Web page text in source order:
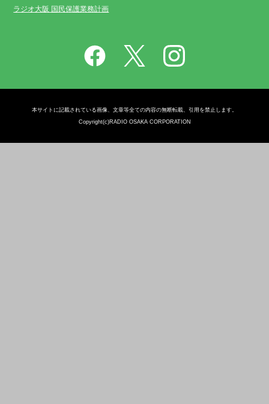
ラジオ大阪 国民保護業務計画
本サイトに記載されている画像、文章等全ての内容の無断転載、引用を禁止します。
Copyright(c)RADIO OSAKA CORPORATION